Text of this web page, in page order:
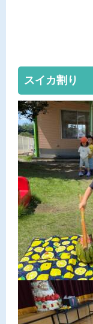
スイカ割り